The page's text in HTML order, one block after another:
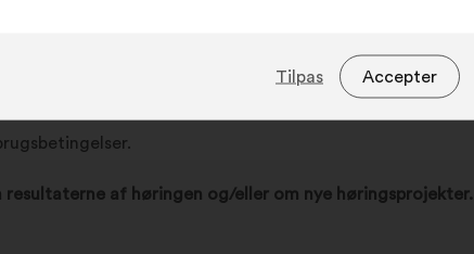
af høringen og/eller om nye høringsprojekter.
Accepter
Tilpas